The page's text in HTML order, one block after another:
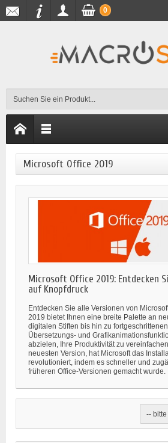
0
Microsoft Office 2019
Microsoft Office 2019: Entdecken
auf Knopfdruck
Entdecken Sie alle Versionen von
2019 bietet Ihnen eine breite Palette an
digitalen Stiften bis hin zu
Übersetzungs- und
abzielen, Ihre Produktivität zu
neuesten Version, hat Microsoft das
revolutioniert, indem es schneller und
früheren Office-Versionen gemacht wurde.
--